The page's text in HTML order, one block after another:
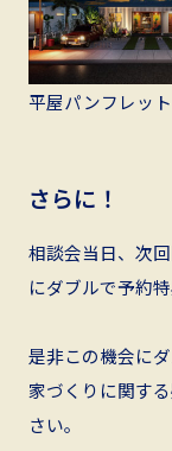
平屋パンフレット
さらに！
相談会当日、次
にダブルで予約特
是非この機会に
家づくりに関す
さい。